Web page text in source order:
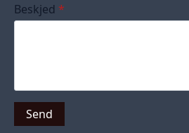
Beskjed *
Send